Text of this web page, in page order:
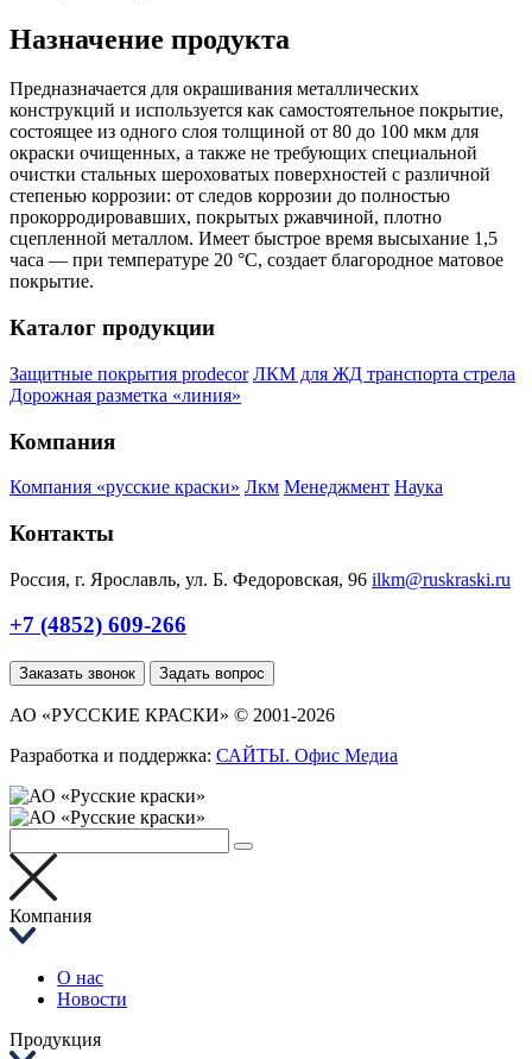
Назначение продукта
Предназначается для окрашивания металлических
конструкций и используется как самостоятельное покрытие,
состоящее из одного слоя толщиной от 80 до 100 мкм для
окраски очищенных, а также не требующих специальной
очистки стальных шероховатых поверхностей с различной
степенью коррозии: от следов коррозии до полностью
прокорродировавших, покрытых ржавчиной, плотно
сцепленной металлом. Имеет быстрое время высыхание 1,5
часа — при температуре 20 °С, создает благородное матовое
покрытие.
Каталог продукции
Защитные покрытия prodecor ЛКМ для ЖД транспорта стрела
Дорожная разметка «линия»
Компания
Компания «русские краски» Лкм Менеджмент Наука
Контакты
Россия, г. Ярославль, ул. Б. Федоровская, 96 ilkm@ruskraski.ru
+7 (4852) 609-266
Заказать звонок Задать вопрос
АО «РУССКИЕ КРАСКИ» © 2001-2026
Разработка и поддержка: САЙТЫ. Офис Медиа
Компания
О нас
Новости
Продукция